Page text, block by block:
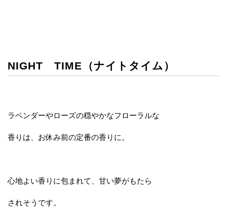
NIGHT TIME（ナイトタイム）
ラベンダーやローズの穏やかなフローラルな
香りは、お休み前の定番の香りに。
心地よい香りに包まれて、甘い夢がもたら
されそうです。